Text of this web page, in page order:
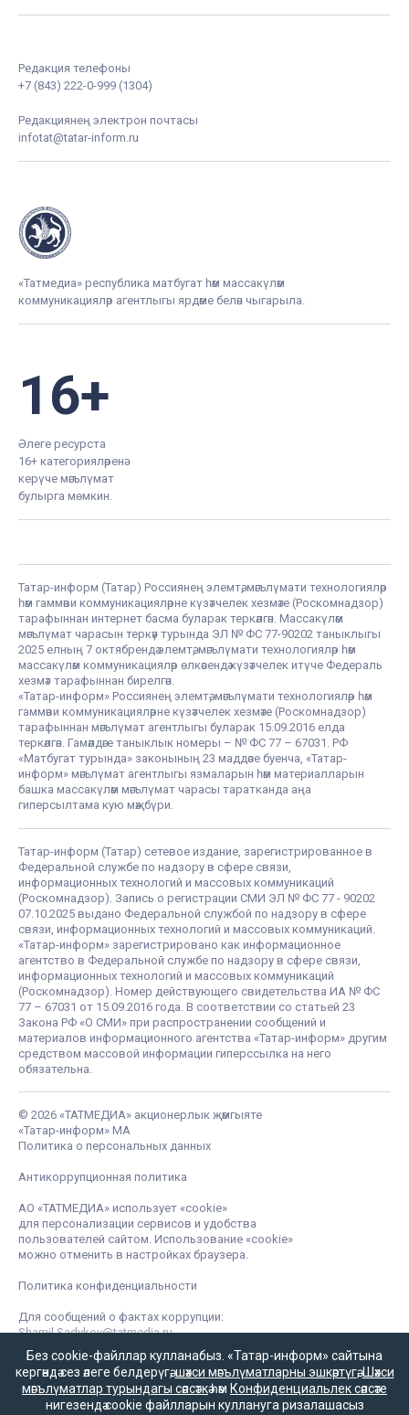
Редакция телефоны
+7 (843) 222-0-999 (1304)
Редакциянең электрон почтасы
infotat@tatar-inform.ru
«Татмедиа» республика матбугат һәм массакүләм
коммуникацияләр агентлыгы ярдәме белән чыгарыла.
16+
Әлеге ресурста
16+ категорияләренә
керүче мәгълүмат
булырга мөмкин.
Татар-информ (Татар) Россиянең элемтә, мәгълүмати технологияләр
һәм гаммәви коммуникацияләрне күзәтчелек хезмәте (Роскомнадзор)
тарафыннан интернет басма буларак теркәлгән. Массакүләм
мәгълүмат чарасын теркәү турында ЭЛ № ФС 77-90202 таныклыгы
2025 елның 7 октябрендә элемтә, мәгълүмати технологияләр һәм
массакүләм коммуникацияләр өлкәсендә күзәтчелек итүче Федераль
хезмәт тарафыннан бирелгән.
«Татар-информ» Россиянең элемтә, мәгълүмати технологияләр һәм
гаммәви коммуникацияләрне күзәтчелек хезмәте (Роскомнадзор)
тарафыннан мәгълүмат агентлыгы буларак 15.09.2016 елда
теркәлгән. Гамәлдәге таныклык номеры – № ФС 77 – 67031. РФ
«Матбугат турында» законының 23 маддәсе буенча, «Татар-
информ» мәгълүмат агентлыгы язмаларын һәм материалларын
башка массакүләм мәгълүмат чарасы таратканда аңа
гиперсылтама кую мәҗбүри.
Татар-информ (Татар) сетевое издание, зарегистрированное в
Федеральной службе по надзору в сфере связи,
информационных технологий и массовых коммуникаций
(Роскомнадзор). Запись о регистрации СМИ ЭЛ № ФС 77 - 90202
07.10.2025 выдано Федеральной службой по надзору в сфере
связи, информационных технологий и массовых коммуникаций.
«Татар-информ» зарегистрировано как информационное
агентство в Федеральной службе по надзору в сфере связи,
информационных технологий и массовых коммуникаций
(Роскомнадзор). Номер действующего свидетельства ИА № ФС
77 – 67031 от 15.09.2016 года. В соответствии со статьей 23
Закона РФ «О СМИ» при распространении сообщений и
материалов информационного агентства «Татар-информ» другим
средством массовой информации гиперссылка на него
обязательна.
© 2026 «ТАТМЕДИА» акционерлык җәмгыяте
«Татар-информ» МА
Политика о персональных данных
Антикоррупционная политика
АО «ТАТМЕДИА» использует «cookie»
для персонализации сервисов и удобства
пользователей сайтом. Использование «cookie»
можно отменить в настройках браузера.
Политика конфиденциальности
Для сообщений о фактах коррупции:
Shamil.Sadykov@tatmedia.ru
Без cookie-файллар кулланабыз. «Татар-информ» сайтына
кергәндә сез әлеге белдерүгә,шәхси мәгълүматларны эшкәртүгә,Шәхси
мәгълүматлар турындагы сәясәткәһәм Конфиденциальлек сәясәте
нигезендә cookie файлларын куллануга ризалашасыз